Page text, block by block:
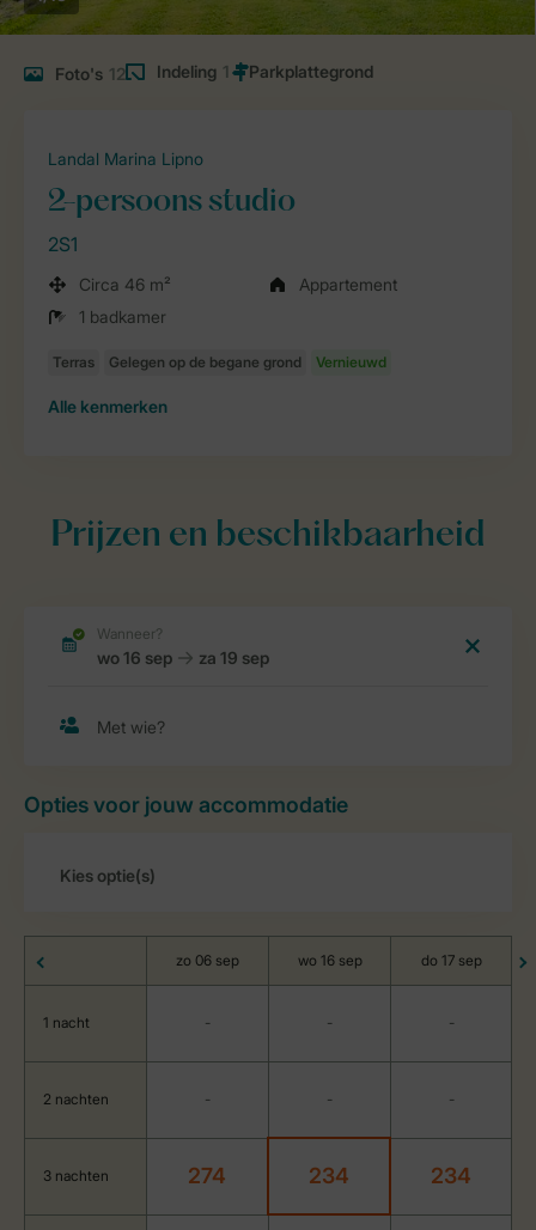
Foto's 12 Indeling 1
Landal Marina Lipno
2-persoons studio
2S1
Circa 46 m²
Appartement
1 badkamer
Alle kenmerken
Prijzen en beschikbaarheid
Opties voor jouw accommodatie
zo 06 sep wo 16 sep do 17 sep
1 nacht - - -
2 nachten - - -
3 nachten 274 234 234